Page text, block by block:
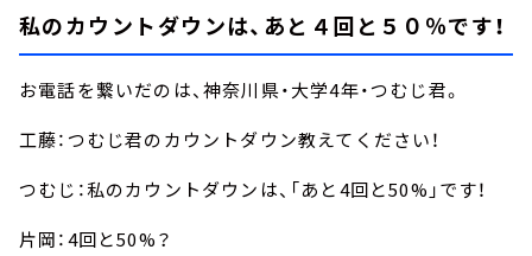
私のカウントダウンは、あと４回と５０％です！
お電話を繋いだのは、神奈川県・大学4年・つむじ君。
工藤：つむじ君のカウントダウン教えてください！
つむじ：私のカウントダウンは、「あと4回と50%」です！
片岡：4回と50%？